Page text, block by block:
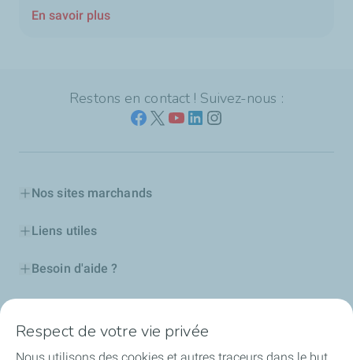
En savoir plus
Restons en contact ! Suivez-nous :
Nos sites marchands
Liens utiles
Besoin d'aide ?
Certificats d'économies d'énergie
Respect de votre vie privée